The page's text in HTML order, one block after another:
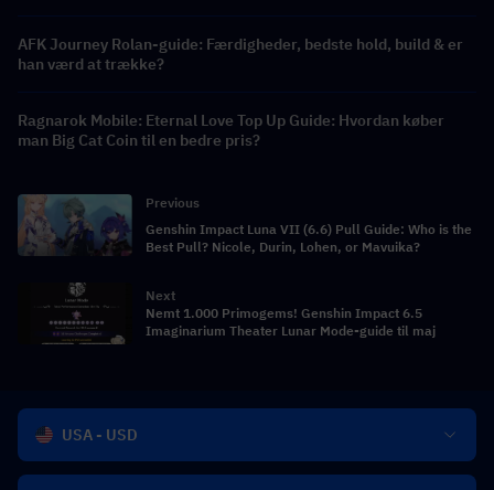
AFK Journey Rolan-guide: Færdigheder, bedste hold, build & er
han værd at trække?
Ragnarok Mobile: Eternal Love Top Up Guide: Hvordan køber
man Big Cat Coin til en bedre pris?
Previous
Genshin Impact Luna VII (6.6) Pull Guide: Who is the
Best Pull? Nicole, Durin, Lohen, or Mavuika?
Next
Nemt 1.000 Primogems! Genshin Impact 6.5
Imaginarium Theater Lunar Mode-guide til maj
USA - USD